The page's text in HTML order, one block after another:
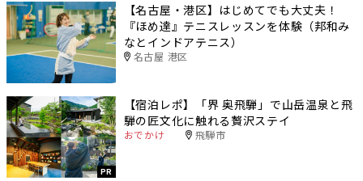
【名古屋・港区】はじめてでも大丈夫！
『ほめ達』テニスレッスンを体験（邦和み
なとインドアテニス）
名古屋 港区
PR
【宿泊レポ】「界 奥飛騨」で山岳温泉と飛
騨の匠文化に触れる贅沢ステイ
おでかけ 飛騨市